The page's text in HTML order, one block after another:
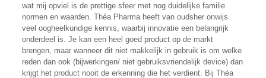
wat mij opviel is de prettige sfeer met nog duidelijke familie
normen en waarden. Théa Pharma heeft van oudsher onwijs
veel oogheelkundige kennis, waarbij innovatie een belangrijk
onderdeel is. Je kan een heel goed product op de markt
brengen, maar wanneer dit niet makkelijk in gebruik is om welke
reden dan ook (bijwerkingen/ niet gebruiksvriendelijk device) dan
krijgt het product nooit de erkenning die het verdient. Bij Théa